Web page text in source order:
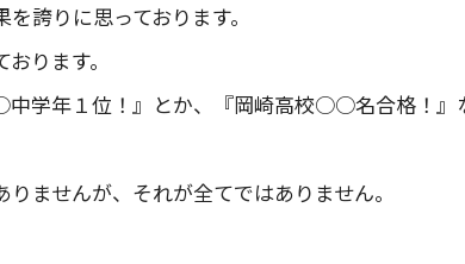
誇りに思っております。
ります。
学年１位！』とか、『岡崎高校○○名合格！』
ませんが、それが全てではありません。